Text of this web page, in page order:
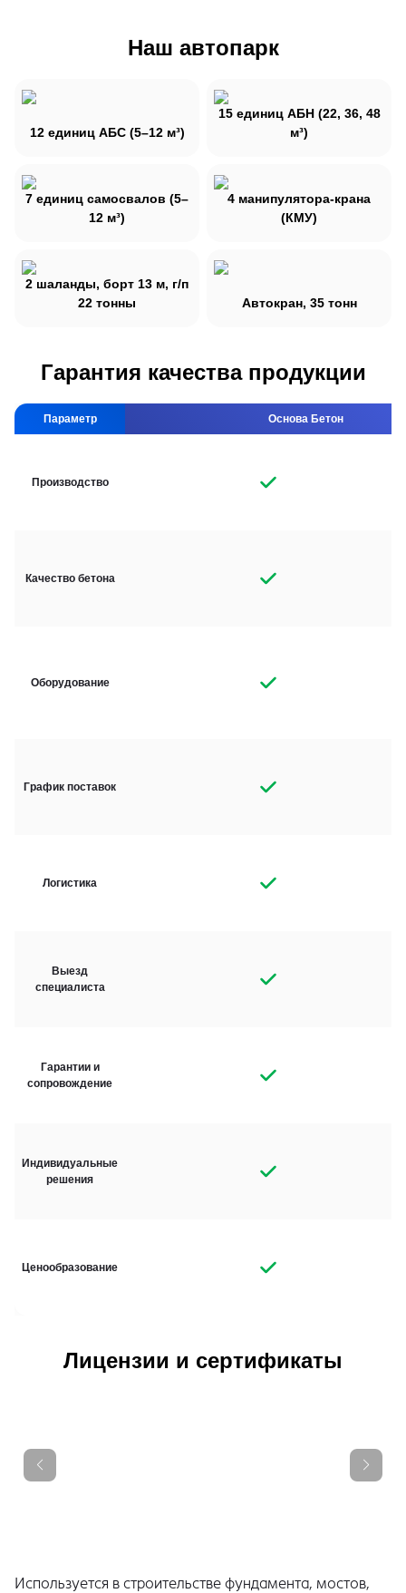
Наш автопарк
12 единиц АБС (5–12 м³)
15 единиц АБН (22, 36, 48
м³)
7 единиц самосвалов (5–
12 м³)
4 манипулятора-крана
(КМУ)
2 шаланды, борт 13 м, г/п
22 тонны
Автокран, 35 тонн
Гарантия качества продукции
Параметр Основа Бетон
Производство
Качество бетона
Оборудование
График поставок
Логистика
Выезд
специалиста
Гарантии и
сопровождение
Индивидуальные
решения
Ценообразование
Лицензии и сертификаты
Используется в строительстве фундамента, мостов,